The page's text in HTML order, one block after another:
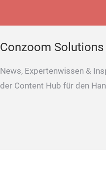
Conzoom Solutions
News, Expertenwissen &
der Content Hub für den